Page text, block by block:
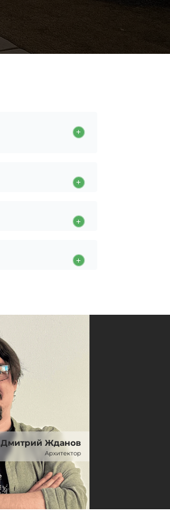
Дмитрий Жданов
Архитектор